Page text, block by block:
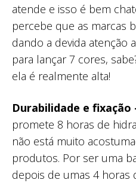
atende e isso é bem
percebe que as marcas
dando a devida atenção
para lançar 7 cores,
ela é realmente alta!
Durabilidade e fixação
promete 8 horas de
não está muito
produtos. Por ser uma
depois de umas 4 horas